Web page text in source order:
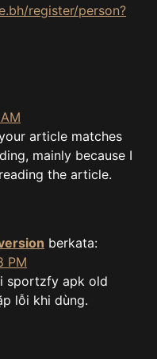
register/person?
article matches
mainly because I
the article.
berkata:
PM
sportzfy apk old
lỗi khi dùng.